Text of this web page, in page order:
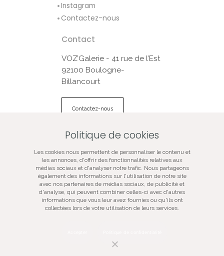
Instagram
Contactez-nous
Contact
VOZ’Galerie - 41 rue de l’Est
92100 Boulogne-
Billancourt
Contactez-nous
VOZ‘Galerie
VOZ‘Image
Mentions légales
Plan du site
Galerie d’art spécialisée dans la photographie
Politique de cookies
Les cookies nous permettent de personnaliser le contenu et
les annonces, d'offrir des fonctionnalités relatives aux
médias sociaux et d'analyser notre trafic. Nous partageons
également des informations sur l'utilisation de notre site
avec nos partenaires de médias sociaux, de publicité et
d'analyse, qui peuvent combiner celles-ci avec d'autres
informations que vous leur avez fournies ou qu'ils ont
collectées lors de votre utilisation de leurs services.